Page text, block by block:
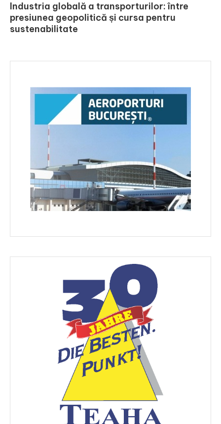
Industria globală a transporturilor: între
presiunea geopolitică și cursa pentru
sustenabilitate